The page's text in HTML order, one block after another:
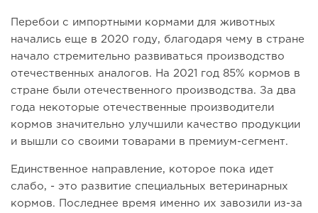
Перебои с импортными кормами для животных
начались еще в 2020 году, благодаря чему в стране
начало стремительно развиваться производство
отечественных аналогов. На 2021 год 85% кормов в
стране были отечественного производства. За два
года некоторые отечественные производители
кормов значительно улучшили качество продукции
и вышли со своими товарами в премиум-сегмент.
Единственное направление, которое пока идет
слабо, - это развитие специальных ветеринарных
кормов. Последнее время именно их завозили из-за